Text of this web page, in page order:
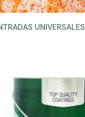
UNIVERSALES